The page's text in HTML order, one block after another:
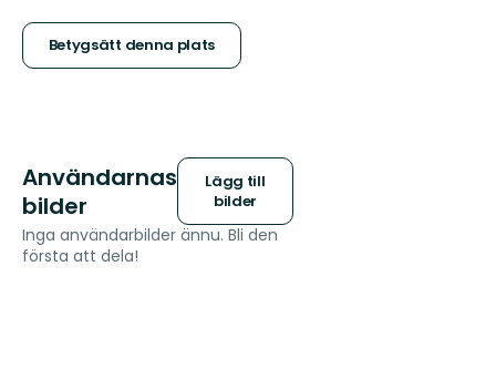
stjärnor
Betygsätt denna plats
Användarnas
bilder
Lägg till
bilder
Inga användarbilder ännu. Bli den
första att dela!